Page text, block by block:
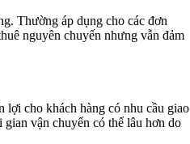
Thường áp dụng cho các đơn
nguyên chuyến nhưng vẫn đảm
lợi cho khách hàng có nhu cầu giao
vận chuyển có thể lâu hơn do